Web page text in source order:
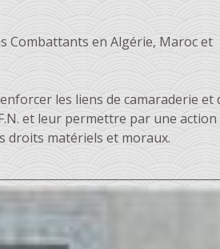
Combattants en Algérie, Maroc et
les liens de camaraderie et
et leur permettre par une action
droits matériels et moraux.